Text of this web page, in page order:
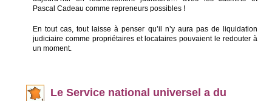
Pascal Cadeau comme repreneurs possibles !
En tout cas, tout laisse à penser qu’il n’y aura pas de liquidation
judiciaire comme propriétaires et locataires pouvaient le redouter à
un moment.
Le Service national universel a du